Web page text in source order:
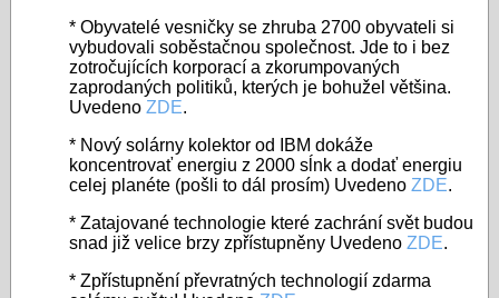
* Obyvatelé vesničky se zhruba 2700 obyvateli si
vybudovali soběstačnou společnost. Jde to i bez
zotročujících korporací a zkorumpovaných
zaprodaných politiků, kterých je bohužel většina.
Uvedeno ZDE.
* Nový solárny kolektor od IBM dokáže
koncentrovať energiu z 2000 sĺnk a dodať energiu
celej planéte (pošli to dál prosím) Uvedeno ZDE.
* Zatajované technologie které zachrání svět budou
snad již velice brzy zpřístupněny Uvedeno ZDE.
* Zpřístupnění převratných technologií zdarma